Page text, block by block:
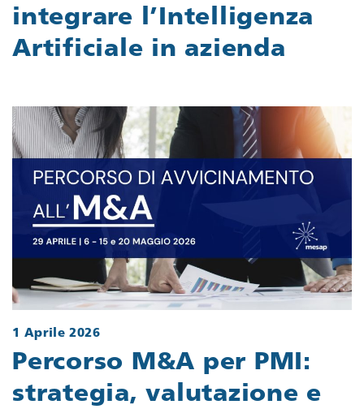
integrare l’Intelligenza
Artificiale in azienda
1 Aprile 2026
Percorso M&A per PMI:
strategia, valutazione e